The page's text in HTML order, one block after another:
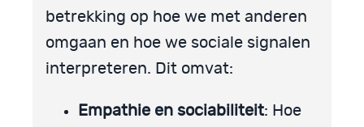
betrekking op hoe we met anderen
omgaan en hoe we sociale signalen
interpreteren. Dit omvat:
Empathie en sociabiliteit: Hoe